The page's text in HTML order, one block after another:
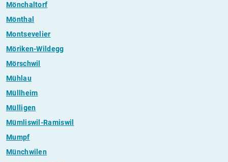
Mönchaltorf
Mönthal
Montsevelier
Möriken-Wildegg
Mörschwil
Mühlau
Müllheim
Mülligen
Mümliswil-Ramiswil
Mumpf
Münchwilen